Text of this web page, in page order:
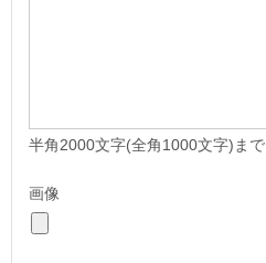
半角2000文字(全角1000文字)まで
画像